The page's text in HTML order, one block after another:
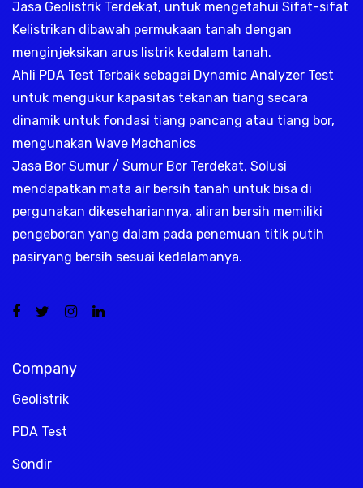
Jasa Geolistrik Terdekat, untuk mengetahui Sifat-sifat
Kelistrikan dibawah permukaan tanah dengan
menginjeksikan arus listrik kedalam tanah.
Ahli PDA Test Terbaik sebagai Dynamic Analyzer Test
untuk mengukur kapasitas tekanan tiang secara
dinamik untuk fondasi tiang pancang atau tiang bor,
mengunakan Wave Machanics
Jasa Bor Sumur / Sumur Bor Terdekat, Solusi
mendapatkan mata air bersih tanah untuk bisa di
pergunakan dikesehariannya, aliran bersih memiliki
pengeboran yang dalam pada penemuan titik putih
pasiryang bersih sesuai kedalamanya.
Company
Geolistrik
PDA Test
Sondir